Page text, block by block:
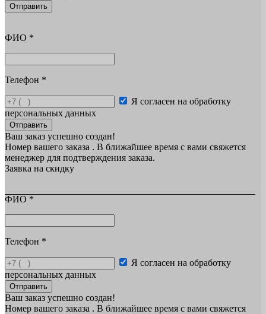
Отправить
ФИО *
Телефон *
Я согласен на обработку
персональных данных
Отправить
Ваш заказ успешно создан!
Номер вашего заказа . В ближайшее время с вами свяжется
менеджер для подтверждения заказа.
Заявка на скидку
ФИО *
Телефон *
Я согласен на обработку
персональных данных
Отправить
Ваш заказ успешно создан!
Номер вашего заказа . В ближайшее время с вами свяжется